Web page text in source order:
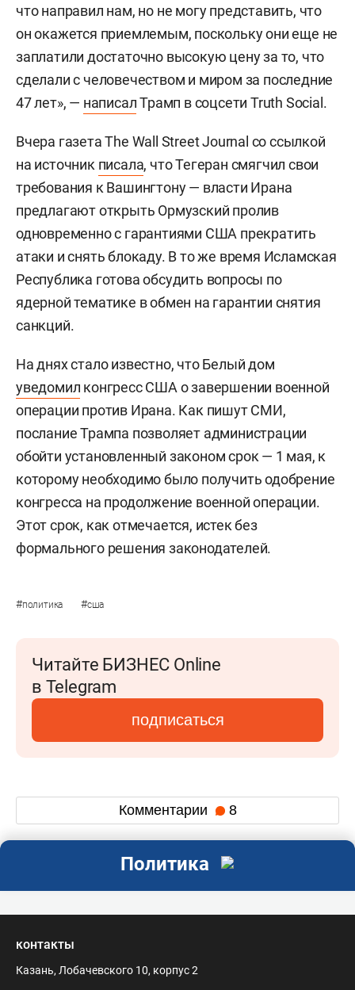
что направил нам, но не могу представить, что
он окажется приемлемым, поскольку они еще не
заплатили достаточно высокую цену за то, что
сделали с человечеством и миром за последние
47 лет», — написалТрамп в соцсети Truth Social.
Вчера газета The Wall Street Journal со ссылкой
на источник писала, что Тегеран смягчил свои
требования к Вашингтону — власти Ирана
предлагают открыть Ормузский пролив
одновременно с гарантиями США прекратить
атаки и снять блокаду. В то же время Исламская
Республика готова обсудить вопросы по
ядерной тематике в обмен на гарантии снятия
санкций.
На днях стало известно, что Белый дом
уведомил конгресс США о завершении военной
операции против Ирана. Как пишут СМИ,
послание Трампа позволяет администрации
обойти установленный законом срок — 1 мая, к
которому необходимо было получить одобрение
конгресса на продолжение военной операции.
Этот срок, как отмечается, истек без
формального решения законодателей.
#политика #сша
Читайте БИЗНЕС Online
в Telegram
подписаться
Комментарии 8
Политика
контакты
Казань, Лобачевского 10, корпус 2